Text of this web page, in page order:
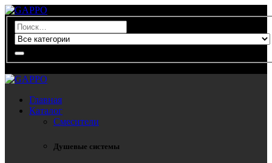
Главная
Каталог
Смесители
Душевые системы